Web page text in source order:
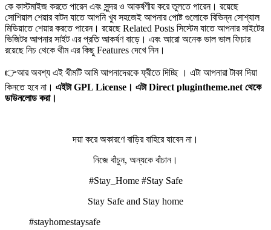
কে কাস্টমাইজ করতে পারেন এবং সুন্দর ও আকর্ষণীয় করে তুলতে পারেন। রয়েছে
সোশিয়াল শেয়ার বাটন যাতে আপনি খুব সহজেই আপনার পোষ্ট গুলোকে বিভিন্ন সোশ্যাল
মিডিয়াতে শেয়ার করতে পারেন। রয়েছে Related Posts সিস্টেম যাতে আপনার সাইটের
ভিজিটর আপনার সাইট এর প্রতি আকর্ষণ বাড়ে। এবং আরো অনেক ভাল ভাল ফিচার
রয়েছে নিচ থেকে থীম এর কিছু Features দেখে নিন।
👉আর অবশ্য এই থীমটি আমি আপনাদেরকে ফ্রীতে দিচ্ছি । এটা আপনারা টাকা দিয়া
কিনতে হবে না। এইটা GPL License। এটা Direct plugintheme.net থেকে
ডাউনলোড করা।
দয়া করে অকারণে বাড়ির বাহিরে যাবেন না।
নিজে বাঁচুন, অন্যকে বাঁচান।
#Stay_Home #Stay Safe
Stay Safe and Stay home
#stayhomestaysafe